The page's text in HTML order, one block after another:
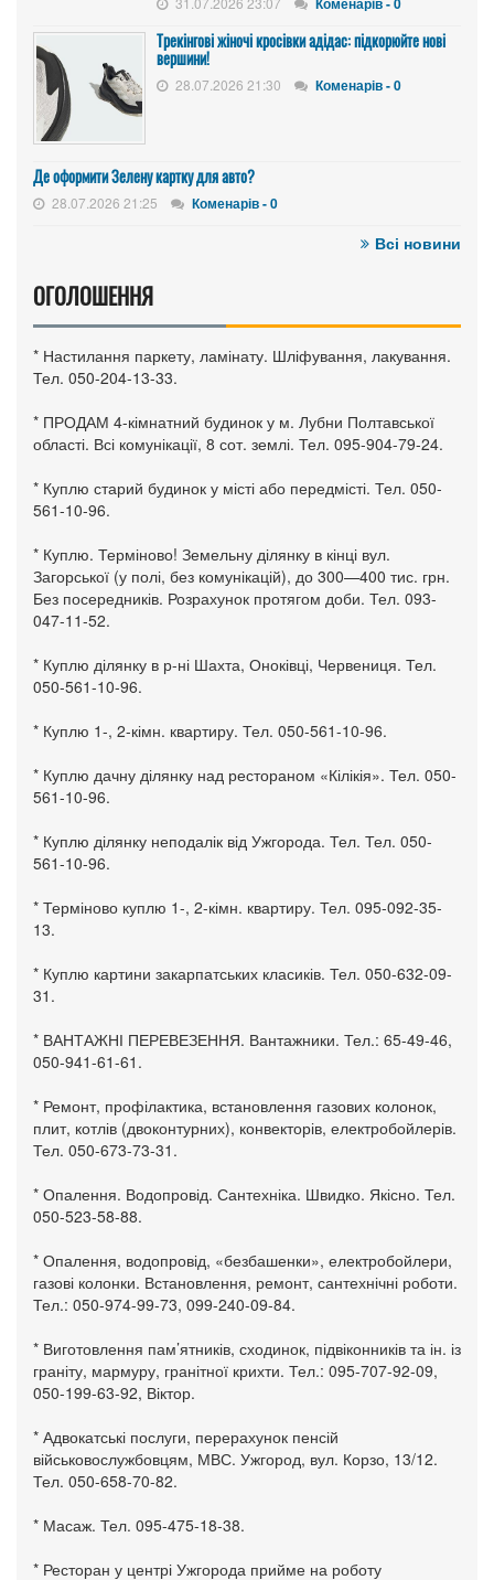
Трекінгові жіночі кросівки адідас: підкорюйте нові
вершини!
28.07.2026 21:30 Коменарів - 0
Де оформити Зелену картку для авто?
28.07.2026 21:25 Коменарів - 0
Всі новини
ОГОЛОШЕННЯ
* Настилання паркету, ламінату. Шліфування, лакування.
Тел. 050-204-13-33.
* ПРОДАМ 4-кімнатний будинок у м. Лубни Полтавської
області. Всі комунікації, 8 сот. землі. Тел. 095-904-79-24.
* Куплю старий будинок у місті або передмісті. Тел. 050-
561-10-96.
* Куплю. Терміново! Земельну ділянку в кінці вул.
Загорської (у полі, без комунікацій), до 300—400 тис. грн.
Без посередників. Розрахунок протягом доби. Тел. 093-
047-11-52.
* Куплю ділянку в р-ні Шахта, Оноківці, Червениця. Тел.
050-561-10-96.
* Куплю 1-, 2-кімн. квартиру. Тел. 050-561-10-96.
* Куплю дачну ділянку над рестораном «Кілікія». Тел. 050-
561-10-96.
* Куплю ділянку неподалік від Ужгорода. Тел. Тел. 050-
561-10-96.
* Терміново куплю 1-, 2-кімн. квартиру. Тел. 095-092-35-
13.
* Куплю картини закарпатських класиків. Тел. 050-632-09-
31.
* ВАНТАЖНІ ПЕРЕВЕЗЕННЯ. Вантажники. Тел.: 65-49-46,
050-941-61-61.
* Ремонт, профілактика, встановлення газових колонок,
плит, котлів (двоконтурних), конвекторів, електробойлерів.
Тел. 050-673-73-31.
* Опалення. Водопровід. Сантехніка. Швидко. Якісно. Тел.
050-523-58-88.
* Опалення, водопровід, «безбашенки», електробойлери,
газові колонки. Встановлення, ремонт, сантехнічні роботи.
Тел.: 050-974-99-73, 099-240-09-84.
* Виготовлення пам’ятників, сходинок, підвіконників та ін. із
граніту, мармуру, гранітної крихти. Тел.: 095-707-92-09,
050-199-63-92, Віктор.
* Адвокатські послуги, перерахунок пенсій
військовослужбовцям, МВС. Ужгород, вул. Корзо, 13/12.
Тел. 050-658-70-82.
* Масаж. Тел. 095-475-18-38.
* Ресторан у центрі Ужгорода прийме на роботу